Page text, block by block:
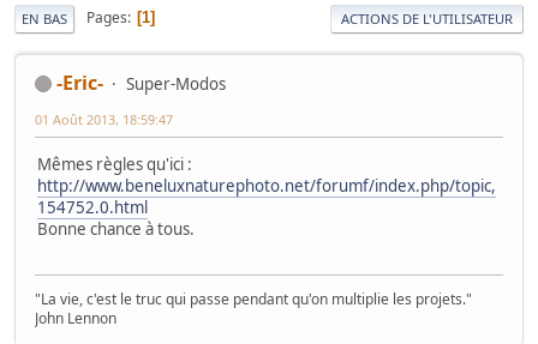
EN BAS Pages 1 ACTIONS DE L'UTILISATEUR
-Eric- Super-Modos
01 Août 2013, 18:59:47
Mêmes règles qu'ici :
http://www.beneluxnaturephoto.net/forumf/index.php/topic,
154752.0.html
Bonne chance à tous.
"La vie, c'est le truc qui passe pendant qu'on multiplie les projets."
John Lennon